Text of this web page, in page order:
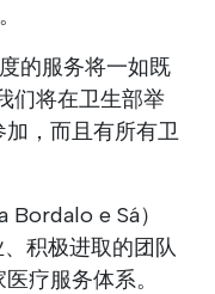
的服务将一如既
们将在卫生部举
加，而且有所有卫
e Sá）
积极进取的团队
疗服务体系。